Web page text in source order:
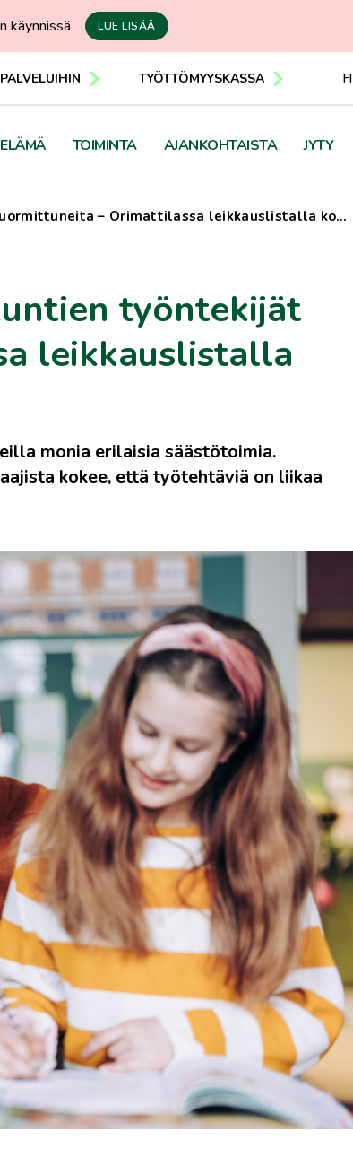
käynnissä LUE LISÄÄ
TYÖTTÖMYYSKASSA FI
TOIMINTA AJANKOHTAISTA JYTY
– Orimattilassa leikkauslistalla ko…
työntekijät
leikkauslistalla
monia erilaisia säästötoimia.
kokee, että työtehtäviä on liikaa